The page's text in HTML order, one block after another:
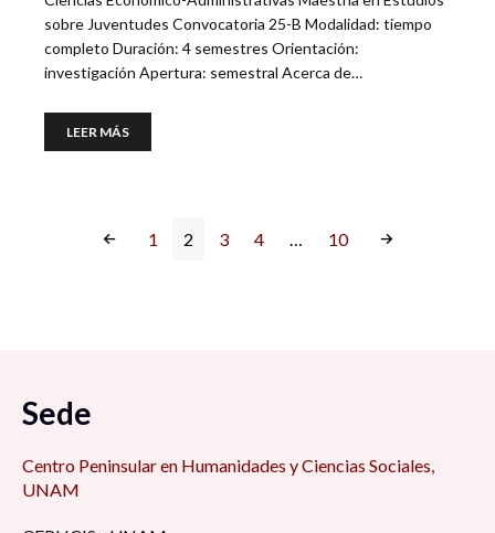
sobre Juventudes Convocatoria 25-B Modalidad: tiempo
completo Duración: 4 semestres Orientación:
investigación Apertura: semestral Acerca de…
LEER MÁS
1 2 3 4 … 10
Sede
Centro Peninsular en Humanidades y Ciencias Sociales,
UNAM